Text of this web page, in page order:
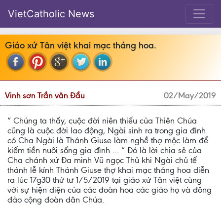
VietCatholic News
Giáo xứ Tân việt khai mạc tháng hoa.
Vinh sơn Trần văn Đẩu 02/May/2019
“ Chúng ta thấy, cuộc đời niên thiếu của Thiên Chúa
cũng là cuộc đời lao động, Ngài sinh ra trong gia đình
có Cha Ngài là Thánh Giuse làm nghề thợ mộc làm để
kiếm tiền nuôi sống gia đình … “ Đó là lời chia sẻ của
Cha chánh xứ Đa minh Vũ ngọc Thủ khi Ngài chủ tế
thánh lễ kính Thánh Giuse thợ khai mạc tháng hoa diễn
ra lúc 17g30 thứ tư 1/5/2019 tại giáo xứ Tân việt cùng
với sự hiện diện của các đoàn hoa các giáo họ và đông
đảo cộng đoàn dân Chúa.